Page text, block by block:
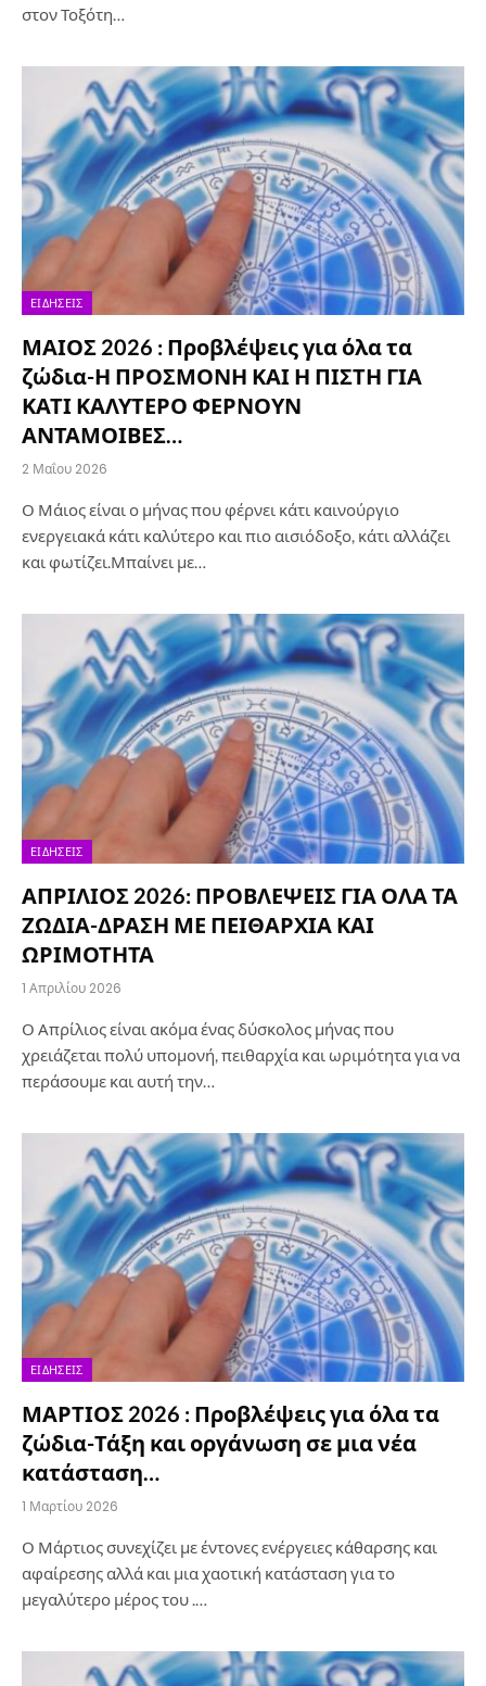
στον Τοξότη…
ΕΙΔΉΣΕΙΣ
ΜΑΙΟΣ 2026 : Προβλέψεις για όλα τα
ζώδια-Η ΠΡΟΣΜΟΝΗ ΚΑΙ Η ΠΙΣΤΗ ΓΙΑ
ΚΑΤΙ ΚΑΛΥΤΕΡΟ ΦΕΡΝΟΥΝ
ΑΝΤΑΜΟΙΒΕΣ…
2 Μαΐου 2026
Ο Μάιος είναι ο μήνας που φέρνει κάτι καινούργιο
ενεργειακά κάτι καλύτερο και πιο αισιόδοξο, κάτι αλλάζει
και φωτίζει.Μπαίνει με…
ΕΙΔΉΣΕΙΣ
ΑΠΡΙΛΙΟΣ 2026: ΠΡΟΒΛΕΨΕΙΣ ΓΙΑ ΟΛΑ ΤΑ
ΖΩΔΙΑ-ΔΡΑΣΗ ΜΕ ΠΕΙΘΑΡΧΙΑ ΚΑΙ
ΩΡΙΜΟΤΗΤΑ
1 Απριλίου 2026
Ο Απρίλιος είναι ακόμα ένας δύσκολος μήνας που
χρειάζεται πολύ υπομονή, πειθαρχία και ωριμότητα για να
περάσουμε και αυτή την…
ΕΙΔΉΣΕΙΣ
ΜΑΡΤΙΟΣ 2026 : Προβλέψεις για όλα τα
ζώδια-Τάξη και οργάνωση σε μια νέα
κατάσταση…
1 Μαρτίου 2026
Ο Μάρτιος συνεχίζει με έντονες ενέργειες κάθαρσης και
αφαίρεσης αλλά και μια χαοτική κατάσταση για το
μεγαλύτερο μέρος του .…